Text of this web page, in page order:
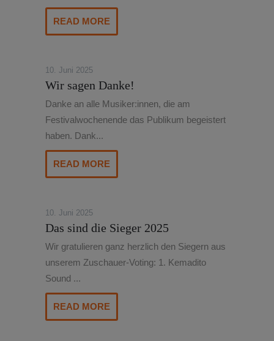
READ MORE
10. Juni 2025
Wir sagen Danke!
Danke an alle Musiker:innen, die am
Festivalwochenende das Publikum begeistert
haben. Dank...
READ MORE
10. Juni 2025
Das sind die Sieger 2025
Wir gratulieren ganz herzlich den Siegern aus
unserem Zuschauer-Voting: 1. Kemadito
Sound ...
READ MORE